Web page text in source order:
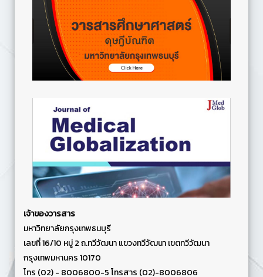
เจ้าของวารสาร
มหาวิทยาลัยกรุงเทพธนบุรี
เลขที่ 16/10 หมู่ 2 ถ.ทวีวัฒนา แขวงทวีวัฒนา เขตทวีวัฒนา
กรุงเทพมหานคร 10170
โทร (02) - 8006800-5 โทรสาร (02)-8006806